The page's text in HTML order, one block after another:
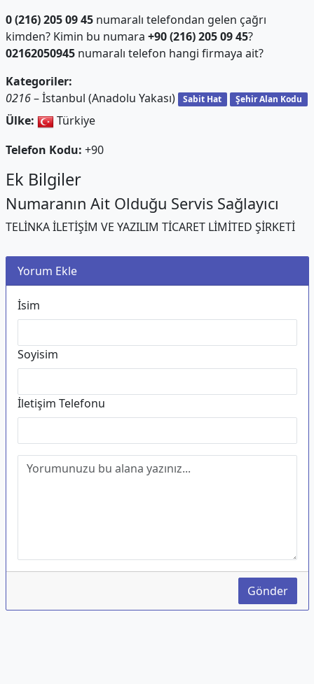
0 (216) 205 09 45numaralı telefondan gelen çağrı
kimden? Kimin bu numara +90 (216) 205 09 45?
02162050945numaralı telefon hangi firmaya ait?
Kategoriler:
0216– İstanbul (Anadolu Yakası) Sabit Hat Şehir Alan Kodu
Ülke:
Türkiye
Telefon Kodu: +90
Ek Bilgiler
Numaranın Ait Olduğu Servis Sağlayıcı
TELİNKA İLETİŞİM VE YAZILIM TİCARET LİMİTED ŞİRKETİ
Yorum Ekle
İsim
Soyisim
İletişim Telefonu
Gönder